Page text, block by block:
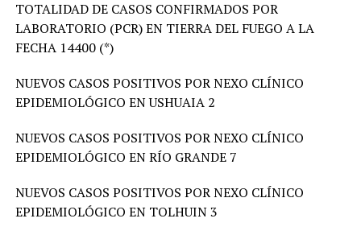
TOTALIDAD DE CASOS CONFIRMADOS POR
LABORATORIO (PCR) EN TIERRA DEL FUEGO A LA
FECHA 14400 (*)
NUEVOS CASOS POSITIVOS POR NEXO CLÍNICO
EPIDEMIOLÓGICO EN USHUAIA 2
NUEVOS CASOS POSITIVOS POR NEXO CLÍNICO
EPIDEMIOLÓGICO EN RÍO GRANDE 7
NUEVOS CASOS POSITIVOS POR NEXO CLÍNICO
EPIDEMIOLÓGICO EN TOLHUIN 3